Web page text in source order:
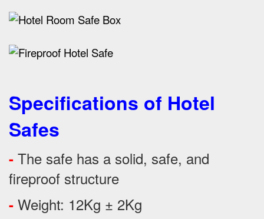
Specifications of Hotel
Safes
- The safe has a solid, safe, and
fireproof structure
- Weight: 12Kg ± 2Kg